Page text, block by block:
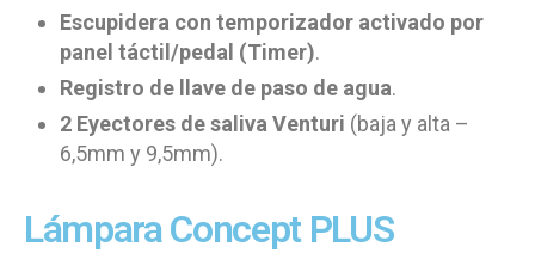
Escupidera con temporizador activado por
panel táctil/pedal (Timer).
Registro de llave de paso de agua.
2 Eyectores de saliva Venturi (baja y alta –
6,5mm y 9,5mm).
Lámpara Concept PLUS